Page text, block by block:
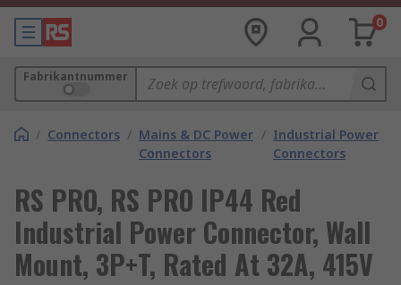
0
Fabrikantnummer
/ Connectors / Mains & DC Power
Connectors
/ Industrial Power
Connectors
RS PRO, RS PRO IP44 Red
Industrial Power Connector, Wall
Mount, 3P+T, Rated At 32A, 415V